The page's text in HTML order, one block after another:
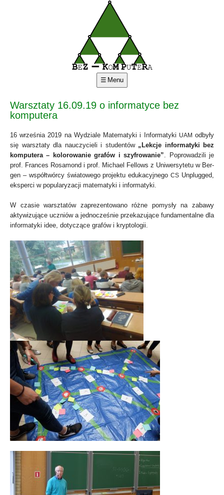
Menu
Warsztaty 16.09.19 o informatyce bez
komputera
16 wrze­śnia 2019 na Wydzia­le Mate­ma­ty­ki i Infor­ma­ty­ki UAM odby­ły
się warsz­ta­ty dla nauczy­cie­li i stu­den­tów „Lek­cje infor­ma­ty­ki bez
kom­pu­te­ra – kolo­ro­wa­nie gra­fów i szy­fro­wa­nie”. Popro­wa­dzi­li je
prof. Fran­ces Rosa­mond i prof. Micha­el Fel­lows z Uni­wer­sy­te­tu w Ber­
gen – współ­twór­cy świa­to­we­go pro­jek­tu edu­ka­cyj­ne­goCS Unplug­ged,
eks­per­ci w popu­la­ry­za­cji mate­ma­ty­ki i infor­ma­ty­ki.
W cza­sie warsz­ta­tów zapre­zen­to­wa­no róż­ne pomy­sły na zaba­wy
akty­wi­zu­ją­ce uczniów a jed­no­cze­śnie prze­ka­zu­ją­ce fun­da­men­tal­ne dla
infor­ma­ty­ki idee, doty­czą­ce gra­fów i kryp­to­lo­gii.